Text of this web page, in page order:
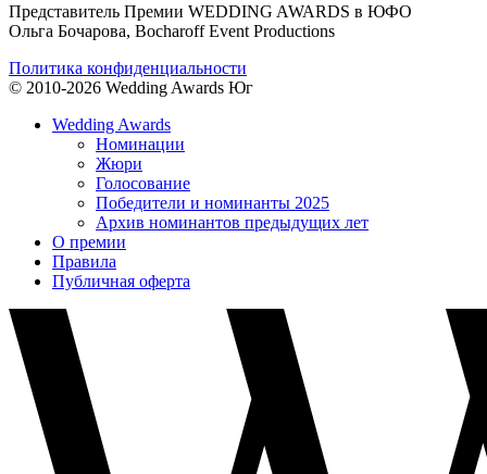
Представитель Премии WEDDING AWARDS в ЮФО
Ольга Бочарова, Bocharoff Event Productions
Политика конфиденциальности
© 2010-2026 Wedding Awards Юг
Wedding Awards
Номинации
Жюри
Голосование
Победители и номинанты 2025
Архив номинантов предыдущих лет
О премии
Правила
Публичная оферта